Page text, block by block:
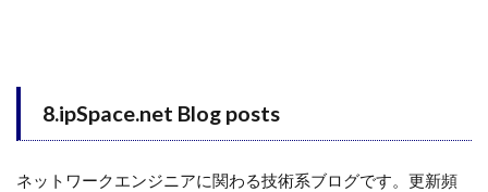
8.ipSpace.net Blog posts
ネットワークエンジニアに関わる技術系ブログです。更新頻